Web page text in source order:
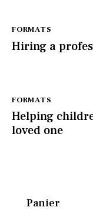
FORMATS
Hiring a
FORMATS
Helping
loved one
Panier